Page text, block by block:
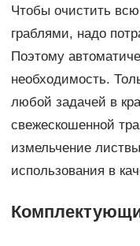
Чтобы очистить
граблями, надо
Поэтому
необходимость.
любой задачей в
свежескошенной
измельчение
использования в